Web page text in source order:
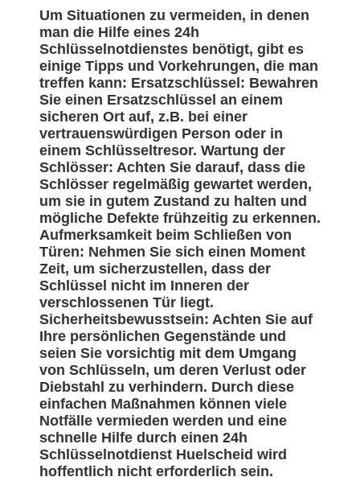
Um Situationen zu vermeiden, in denen
man die Hilfe eines 24h
Schlüsselnotdienstes benötigt, gibt es
einige Tipps und Vorkehrungen, die man
treffen kann: Ersatzschlüssel: Bewahren
Sie einen Ersatzschlüssel an einem
sicheren Ort auf, z.B. bei einer
vertrauenswürdigen Person oder in
einem Schlüsseltresor. Wartung der
Schlösser: Achten Sie darauf, dass die
Schlösser regelmäßig gewartet werden,
um sie in gutem Zustand zu halten und
mögliche Defekte frühzeitig zu erkennen.
Aufmerksamkeit beim Schließen von
Türen: Nehmen Sie sich einen Moment
Zeit, um sicherzustellen, dass der
Schlüssel nicht im Inneren der
verschlossenen Tür liegt.
Sicherheitsbewusstsein: Achten Sie auf
Ihre persönlichen Gegenstände und
seien Sie vorsichtig mit dem Umgang
von Schlüsseln, um deren Verlust oder
Diebstahl zu verhindern. Durch diese
einfachen Maßnahmen können viele
Notfälle vermieden werden und eine
schnelle Hilfe durch einen 24h
Schlüsselnotdienst Huelscheid wird
hoffentlich nicht erforderlich sein.